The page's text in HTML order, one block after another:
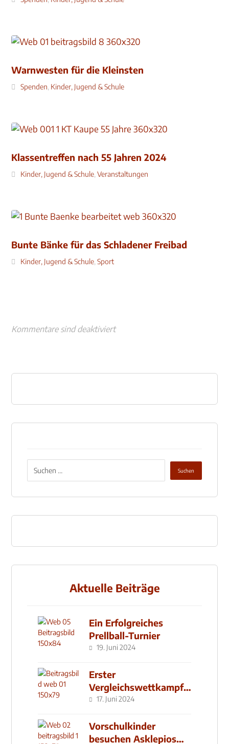
Warnwesten für die Kleinsten
Spenden, Kinder, Jugend & Schule
Klassentreffen nach 55 Jahren 2024
Kinder, Jugend & Schule,Veranstaltungen
Bunte Bänke für das Schladener Freibad
Kinder, Jugend & Schule,Sport
Kommentare sind deaktiviert
Aktuelle Beiträge
Ein Erfolgreiches
Prellball-Turnier
19. Juni 2024
Erster
Vergleichswettkampf
seit 2019
17. Juni 2024
Vorschulkinder
besuchen Asklepios